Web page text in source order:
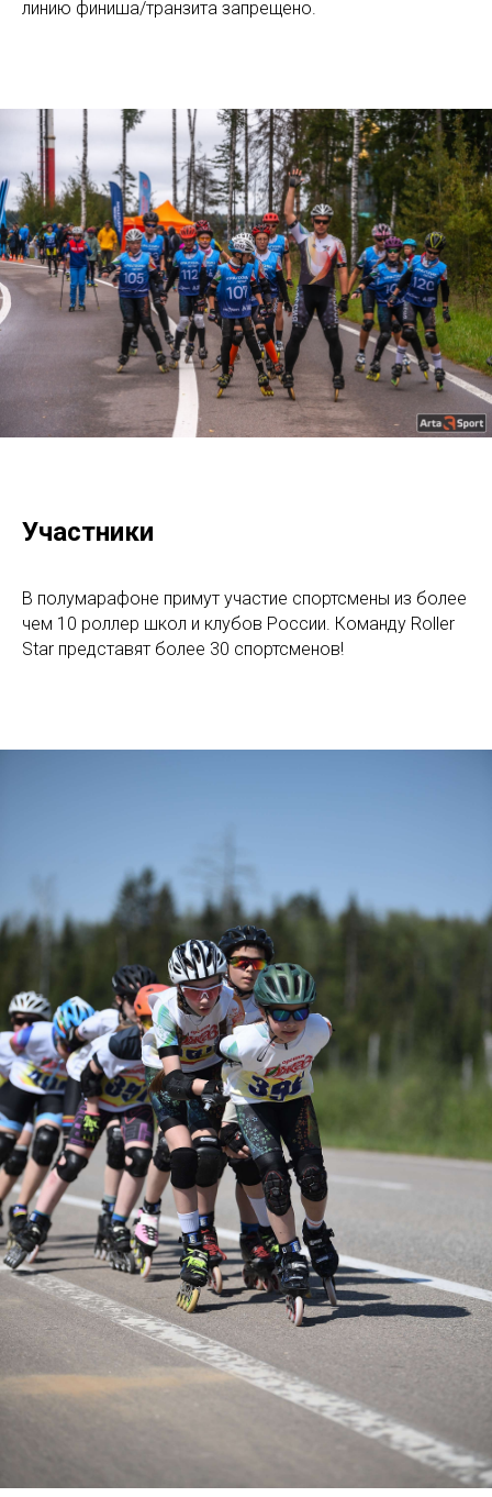
линию финиша/транзита запрещено.
Участники
В полумарафоне примут участие спортсмены из более
чем 10 роллер школ и клубов России. Команду Roller
Star представят более 30 спортсменов!